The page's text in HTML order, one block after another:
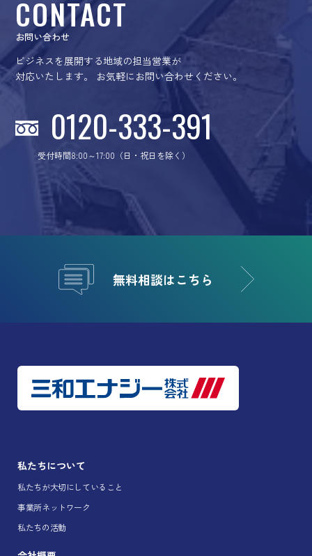
CONTACT
お問い合わせ
ビジネスを展開する地域の担当営業が
対応いたします。
お気軽にお問い合わせください。
0120-333-391
受付時間8:00～17:00（日・祝日を除く）
無料相談はこちら
私たちについて
私たちが大切にしていること
事業所ネットワーク
私たちの活動